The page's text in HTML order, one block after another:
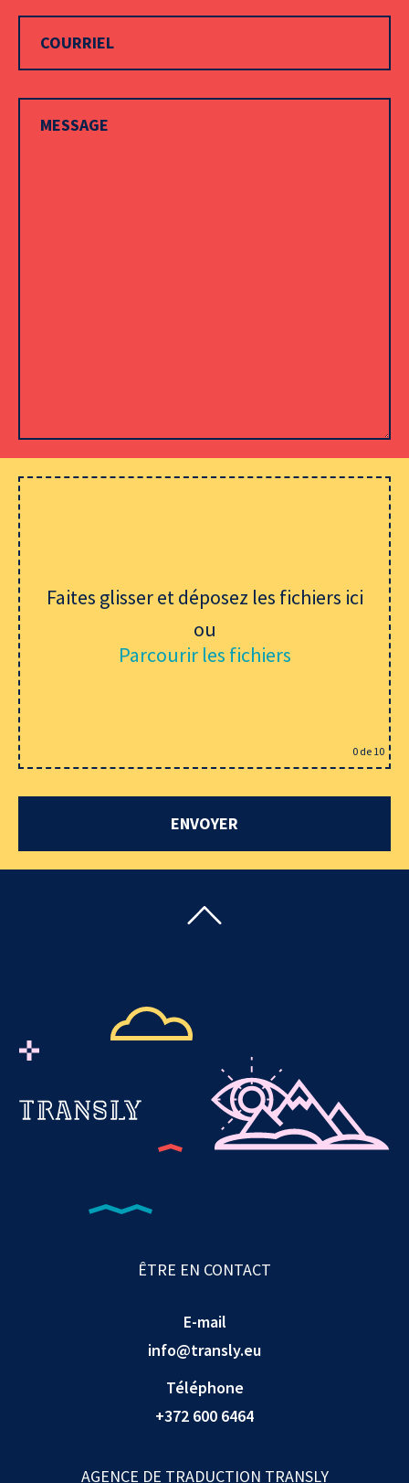
Faites glisser et déposez les fichiers ici
ou
Parcourir les fichiers
0 de 10
ÊTRE EN CONTACT
E-mail
info@transly.eu
Téléphone
+372 600 6464
AGENCE DE TRADUCTION TRANSLY